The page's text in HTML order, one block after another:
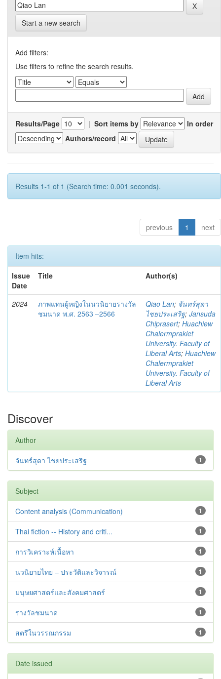
Start a new search
Add filters:
Use filters to refine the search results.
Results/Page | Sort items by
In order
Authors/record
Results 1-1 of 1 (Search time: 0.001 seconds).
previous 1 next
Item hits:
Issue
Date
Title Author(s)
2024
ภาพแทนผู้หญิงในนวนิยายรางวัล
ชมนาด พ.ศ. 2563 –2566
Qiao Lan; จันทร์สุดา
ไชยประเสริฐ; Jansuda
Chiprasert; Huachiew
Chalermprakiet
University. Faculty of
Liberal Arts; Huachiew
Chalermprakiet
University. Faculty of
Liberal Arts
Discover
Author
1
จันทร์สุดา ไชยประเสริฐ
Subject
1
Content analysis (Communication)
1
Thai fiction -- History and criti...
1
การวิเคราะห์เนื้อหา
1
นวนิยายไทย – ประวัติและวิจารณ์
1
มนุษยศาสตร์และสังคมศาสตร์
1
รางวัลชมนาด
1
สตรีในวรรณกรรม
Date issued